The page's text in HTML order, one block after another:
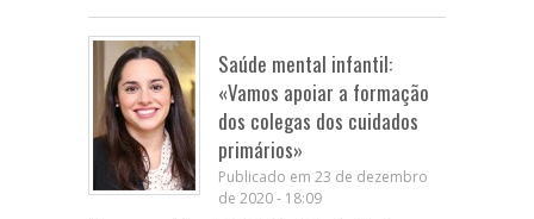
Saúde mental infantil:
«Vamos apoiar a formação
dos colegas dos cuidados
primários»
Publicado em 23 de dezembro
de 2020 - 18:09